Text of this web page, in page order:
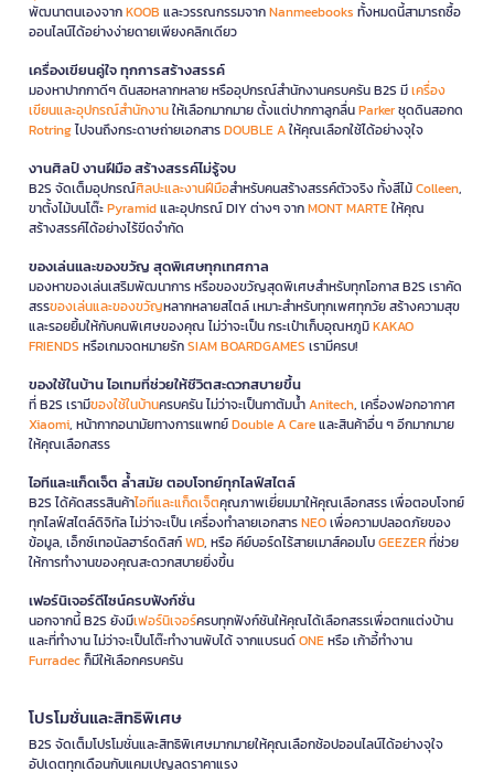
พัฒนาตนเองจากKOOB และวรรณกรรมจากNanmeebooks ทั้งหมดนี้สามารถซื้อ
ออนไลน์ได้อย่างง่ายดายเพียงคลิกเดียว
เครื่องเขียนคู่ใจ ทุกการสร้างสรรค์
มองหาปากกาดีๆ ดินสอหลากหลาย หรืออุปกรณ์สำนักงานครบครัน B2S มีเครื่อง
เขียนและอุปกรณ์สำนักงานให้เลือกมากมาย ตั้งแต่ปากกาลูกลื่นParkerชุดดินสอกด
Rotringไปจนถึงกระดาษถ่ายเอกสารDOUBLE Aให้คุณเลือกใช้ได้อย่างจุใจ
งานศิลป์ งานฝีมือ สร้างสรรค์ไม่รู้จบ
B2S จัดเต็มอุปกรณ์ศิลปะและงานฝีมือสำหรับคนสร้างสรรค์ตัวจริง ทั้งสีไม้Colleen,
ขาตั้งไม้บนโต๊ะPyramidและอุปกรณ์ DIY ต่างๆ จากMONT MARTEให้คุณ
สร้างสรรค์ได้อย่างไร้ขีดจำกัด
ของเล่นและของขวัญ สุดพิเศษทุกเทศกาล
มองหาของเล่นเสริมพัฒนาการ หรือของขวัญสุดพิเศษสำหรับทุกโอกาส B2S เราคัด
สรรของเล่นและของขวัญหลากหลายสไตล์ เหมาะสำหรับทุกเพศทุกวัย สร้างความสุข
และรอยยิ้มให้กับคนพิเศษของคุณ ไม่ว่าจะเป็น กระเป๋าเก็บอุณหภูมิKAKAO
FRIENDS หรือเกมจดหมายรักSIAM BOARDGAMES เรามีครบ!
ของใช้ในบ้าน ไอเทมที่ช่วยให้ชีวิตสะดวกสบายขึ้น
ที่ B2S เรามีของใช้ในบ้านครบครัน ไม่ว่าจะเป็นกาต้มน้ำAnitech, เครื่องฟอกอากาศ
Xiaomi, หน้ากากอนามัยทางการแพทย์Double A Careและสินค้าอื่น ๆ อีกมากมาย
ให้คุณเลือกสรร
ไอทีและแก็ดเจ็ต ล้ำสมัย ตอบโจทย์ทุกไลฟ์สไตล์
B2S ได้คัดสรรสินค้าไอทีและแก็ดเจ็ตคุณภาพเยี่ยมมาให้คุณเลือกสรร เพื่อตอบโจทย์
ทุกไลฟ์สไตล์ดิจิทัล ไม่ว่าจะเป็น เครื่องทำลายเอกสารNEOเพื่อความปลอดภัยของ
ข้อมูล, เอ็กซ์เทอนัลฮาร์ดดิสก์WD, หรือ คีย์บอร์ดไร้สายเมาส์คอมโบGEEZERที่ช่วย
ให้การทำงานของคุณสะดวกสบายยิ่งขึ้น
เฟอร์นิเจอร์ดีไซน์ครบฟังก์ชั่น
นอกจากนี้ B2S ยังมีเฟอร์นิเจอร์ครบทุกฟังก์ชันให้คุณได้เลือกสรรเพื่อตกแต่งบ้าน
และที่ทำงาน ไม่ว่าจะเป็นโต๊ะทำงานพับได้ จากแบรนด์ONEหรือ เก้าอี้ทำงาน
Furradecก็มีให้เลือกครบครัน
โปรโมชั่นและสิทธิพิเศษ
B2S จัดเต็มโปรโมชั่นและสิทธิพิเศษมากมายให้คุณเลือกช้อปออนไลน์ได้อย่างจุใจ
อัปเดตทุกเดือนกับแคมเปญลดราคาแรง